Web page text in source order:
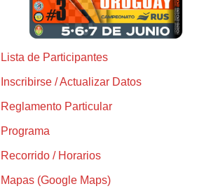
Lista de Participantes
Inscribirse / Actualizar Datos
Reglamento Particular
Programa
Recorrido / Horarios
Mapas (Google Maps)